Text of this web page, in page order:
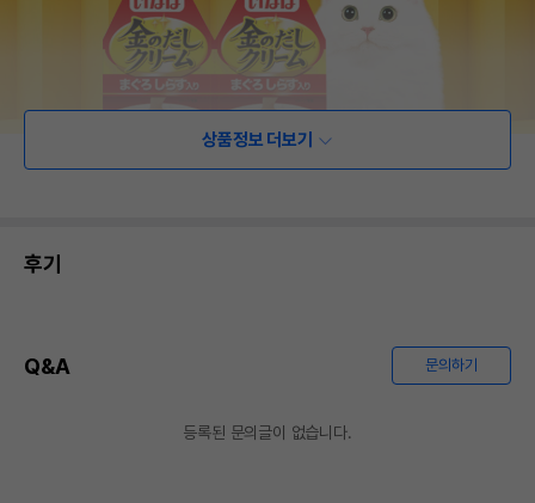
상품정보 더보기
후기
Q&A 문의하기
등록된 문의글이 없습니다.